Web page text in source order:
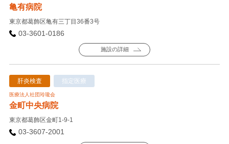
亀有病院
東京都葛飾区亀有三丁目36番3号
03-3601-0186
施設の詳細
肝炎検査 指定医療
医療法人社団玲瓏会
金町中央病院
東京都葛飾区金町1-9-1
03-3607-2001